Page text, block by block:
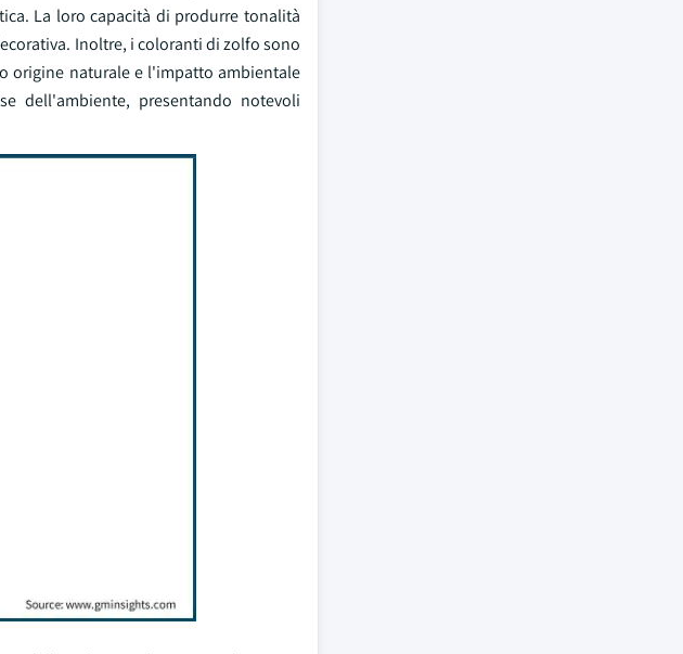
La loro capacità di produrre tonalità
Inoltre, i coloranti di zolfo sono
origine naturale e l'impatto ambientale
dell'ambiente, presentando notevoli